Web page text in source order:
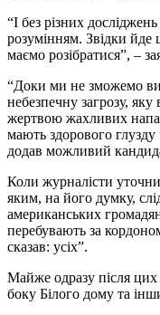
“І без різних
розумінням. Звідки йде
маємо розібратися”, –
“Доки ми не зможемо
небезпечну загрозу,
жертвою жахливих
мають здорового
додав можливий
Коли журналісти
яким, на його думку,
американських
перебувають за
сказав: усіх”.
Майже одразу після цих
боку Білого дому та